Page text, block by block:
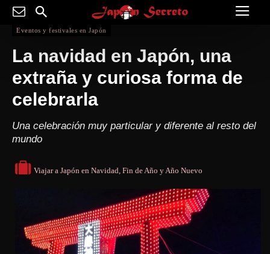
Eventos y festivales en Japón
La navidad en Japón, una
extraña y curiosa forma de
celebrarla
Una celebración muy particular y diferente al resto del
mundo
Viajar a Japón en Navidad, Fin de Año y Año Nuevo